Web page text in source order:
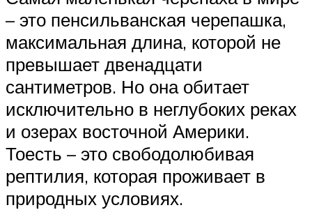
– это пенсильванская черепашка,
максимальная длина, которой не
превышает двенадцати
сантиметров. Но она обитает
исключительно в неглубоких реках
и озерах восточной Америки.
Тоесть – это свободолюбивая
рептилия, которая проживает в
природных условиях.